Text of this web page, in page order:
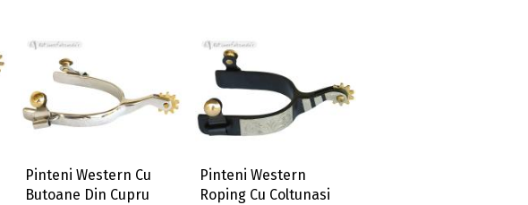
Pinteni Western Cu
Butoane Din Cupru
Pinteni Western
Roping Cu Coltunasi